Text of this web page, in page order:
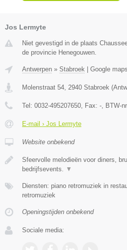
Jos Lermyte
Niet gevestigd in de plaats
de provincie Henegouwen.
Antwerpen » Stabroek Google maps
Molenstraat 54, 2940 Stabroek (
Tel: 0032-495207650, Fax: -, BTW-
E-mail › Jos Lermyte
Website onbekend
Sfeervolle melodieën voor diners,
bedrijfsevents. ▼
Diensten: piano retromuziek in
retromuziek
Openingstijden onbekend
Sociale media: